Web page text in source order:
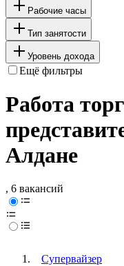
Рабочие часы
Тип занятости
Уровень дохода
Ещё фильтры
Работа
Алдане
, 6 вакансий
Супервайзер